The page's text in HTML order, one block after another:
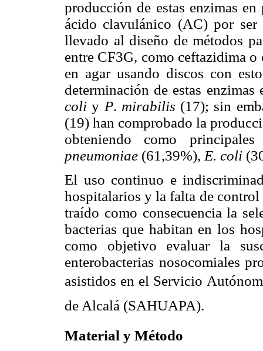
producción de estas enzimas
ácido clavulánico (AC) por
llevado al diseño de métodos
entre CF3G, como ceftazidima
en agar usando discos con
determinación de estas enzimas
coli y P. mirabilis (17); sin
(19) han comprobado la
obteniendo como
pneumoniae (61,39%), E. coli
El uso continuo e
hospitalarios y la falta de control
traído como consecuencia la
bacterias que habitan en los
como objetivo evaluar la
enterobacterias nosocomiales
asistidos en el Servicio
de Alcalá (SAHUAPA).
Material y Método